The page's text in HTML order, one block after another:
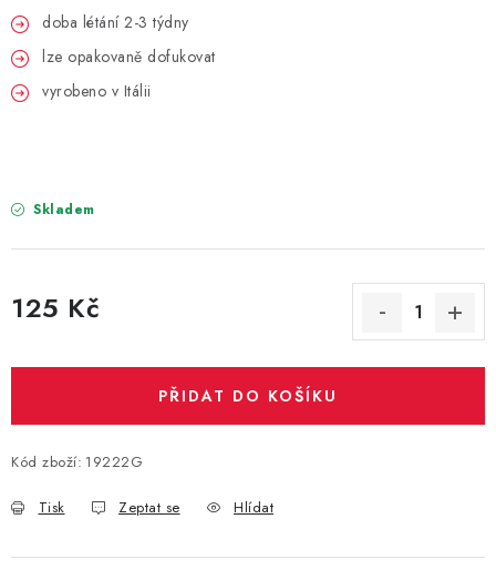
PIŇATY
ROZLUČKA SE SVOBODOU
SEZÓNNÍ SVÁTKY
VYSTŘELOVACÍ KONFETY
ORGANZY, STOLOVÉ ŠERPY
doba létání 2-3 týdny
lze opakovaně dofukovat
vyrobeno v Itálii
Skladem
125 Kč
PŘIDAT DO KOŠÍKU
Kód zboží: 19222G
Tisk Zeptat se Hlídat